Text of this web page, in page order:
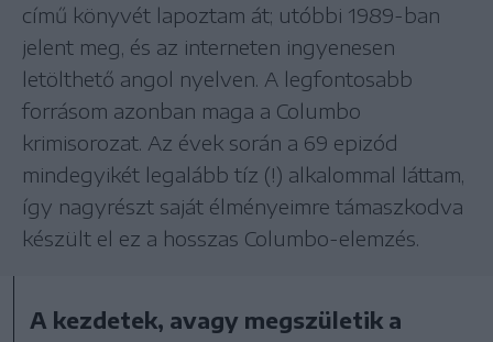
című könyvét lapoztam át; utóbbi 1989-ban
jelent meg, és az interneten ingyenesen
letölthető angol nyelven. A legfontosabb
forrásom azonban maga a Columbo
krimisorozat. Az évek során a 69 epizód
mindegyikét legalább tíz (!) alkalommal láttam,
így nagyrészt saját élményeimre támaszkodva
készült el ez a hosszas Columbo-elemzés.
A kezdetek, avagy megszületik a